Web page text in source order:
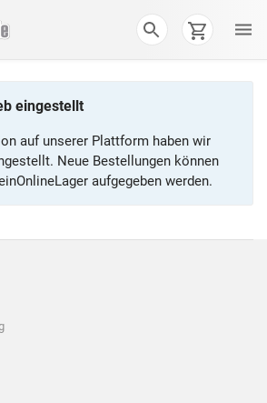
eingestellt
auf unserer Plattform haben wir
Neue Bestellungen können
aufgegeben werden.